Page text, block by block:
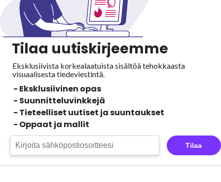
Tilaa uutiskirjeemme
Eksklusiivista korkealaatuista sisältöä tehokkaasta
visuaalisestatiedeviestintä.
- Eksklusiivinen opas
- Suunnitteluvinkkejä
- Tieteelliset uutiset ja suuntaukset
- Oppaat ja mallit
Tilaa